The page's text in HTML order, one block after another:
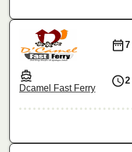
Dcamel Fast Ferry
7
2